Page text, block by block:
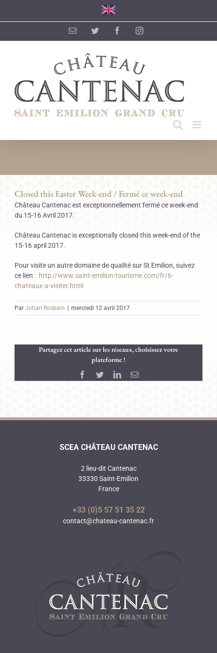
Email Twitter FacebookInstagram
Closed this Easter Week-end / Fermé ce week-end
Château Cantenac est exceptionnellement fermé ce week-end
du 15-16 Avril 2017.
Château Cantenac is exceptionally closed this week-end of the
15-16 april 2017.
Pour visite un autre domaine de qualité sur St Emilion, suivez
ce lien : http://www.saint-emilion-tourisme.com/fr/6-
chateaux-a-visiter.html
Par Johan Roskam mercredi 12 avril 2017
Partagez cet article sur les réseaux, choisissez votre
plateforme !
Facebook
TwitterLinkedInEmail
SCEA CHÂTEAU CANTENAC
2 lieu-dit Cantenac
33330 Saint-Emilion
France
+33 (0)5 57 51 35 22
contact@chateau-cantenac.fr